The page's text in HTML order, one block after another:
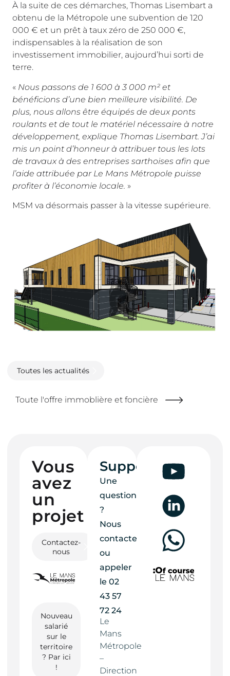
Toute l'offre immoblière et foncière
À la suite de ces démarches, Thomas Lisembart a
obtenu de la Métropole une subvention de 120
000 € et un prêt à taux zéro de 250 000 €,
indispensables à la réalisation de son
investissement immobilier, aujourd’hui sorti de
terre.
« Nous passons de 1 600 à 3 000 m² et
bénéficions d’une bien meilleure visibilité. De
plus, nous allons être équipés de deux ponts
roulants et de tout le matériel nécessaire à notre
développement, explique Thomas Lisembart. J’ai
mis un point d’honneur à attribuer tous les lots
de travaux à des entreprises sarthoises afin que
l’aide attribuée par Le Mans Métropole puisse
profiter à l’économie locale. »
MSM va désormais passer à la vitesse supérieure.
Toutes les actualités
Vous
avez
un
projet ?
Contactez-
nous
Nouveau
salarié
sur le
territoire
? Par ici
!
Support
Une
question
?
Nous
contacter
ou
appeler
le02
43 57
72 24
Le
Mans
Métropole
–
Direction